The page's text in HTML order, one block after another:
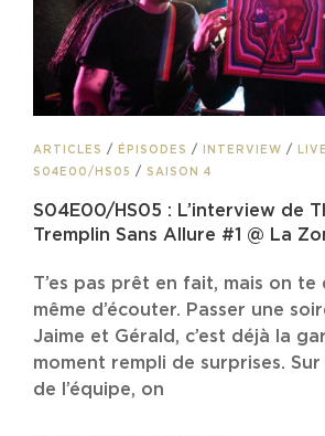
CAT
LINKS
ARTICLES / ÉPISODES / INTERVIEW / LIVE
S04E00/HS05 / SAISON 4
S04E00/HS05 : L’interview de
Tremplin Sans Allure #1 @ La
T’es pas prêt en fait, mais on
même d’écouter. Passer une
Jaime et Gérald, c’est déjà la
moment rempli de surprises. Sur
de l’équipe, on